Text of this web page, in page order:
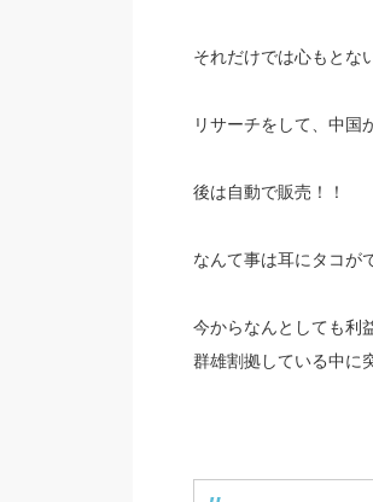
それだけでは心もとな
リサーチをして、中国
後は自動で販売！！
なんて事は耳にタコが
今からなんとしても利
群雄割拠している中に